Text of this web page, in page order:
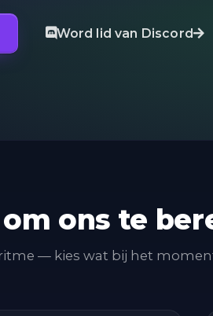
Word lid van Discord
ons te
— kies wat bij het